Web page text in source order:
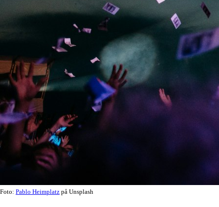
Foto: Pablo Heimplatz på Unsplash